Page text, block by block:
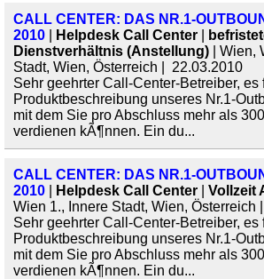
CALL CENTER: DAS NR.1-
2010
Helpdesk Call Center
Dienstverhältnis (Anstellung) | Wien,
Stadt, Wien, Österreich | 22.03.2010
Sehr geehrter Call-Center-Betreiber, es
Produktbeschreibung unseres Nr.1-
mit dem Sie pro Abschluss mehr als
verdienen kÃ¶nnen. Ein du...
CALL CENTER: DAS NR.1-
2010
Helpdesk Call Center Vollzeit
Wien 1., Innere Stadt, Wien, Österreich
Sehr geehrter Call-Center-Betreiber, es
Produktbeschreibung unseres Nr.1-
mit dem Sie pro Abschluss mehr als
verdienen kÃ¶nnen. Ein du...